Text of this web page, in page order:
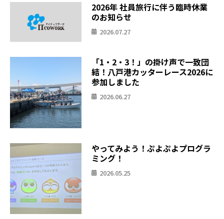
2026年 社員旅行に伴う臨時休業
のお知らせ
2026.07.27
「1・2・3！」の掛け声で一致団
結！八戸港カッターレース2026に
参加しました
2026.06.27
やってみよう！ぷよぷよプログラ
ミング！
2026.05.25